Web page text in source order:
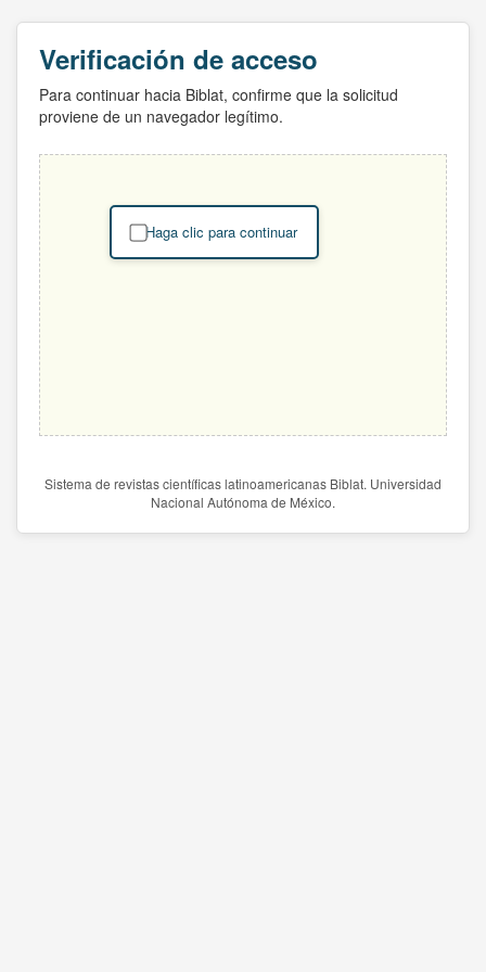
Verificación de acceso
Para continuar hacia Biblat, confirme que la solicitud
proviene de un navegador legítimo.
Haga clic para continuar
Sistema de revistas científicas latinoamericanas Biblat. Universidad
Nacional Autónoma de México.